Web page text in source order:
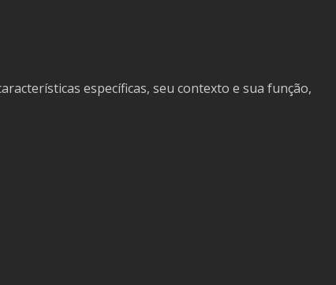
específicas, seu contexto e sua função,